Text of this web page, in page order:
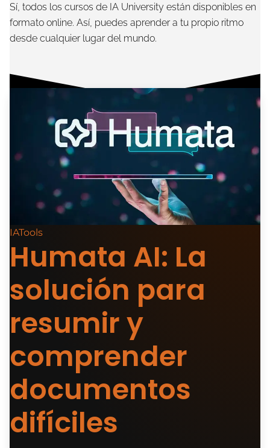
Sí, todos los cursos de IA University están disponibles en
formato online. Así, puedes aprender a tu propio ritmo
desde cualquier lugar del mundo.
IATools
Humata AI: La
solución para
resumir y
comprender
documentos
difíciles